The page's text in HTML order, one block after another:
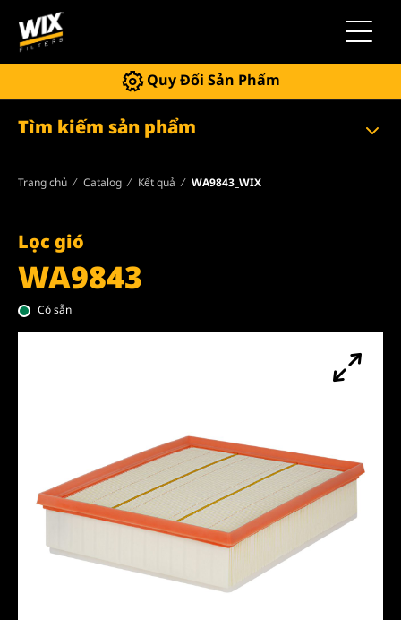
Quy Đổi Sản Phẩm
Tìm kiếm sản phẩm
Trang chủ Catalog Kết quả WA9843_WIX
Lọc gió
WA9843
Có sẵn